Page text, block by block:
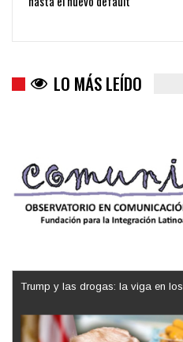
LO MÁS LEÍDO
Trump y las drogas: la viga en